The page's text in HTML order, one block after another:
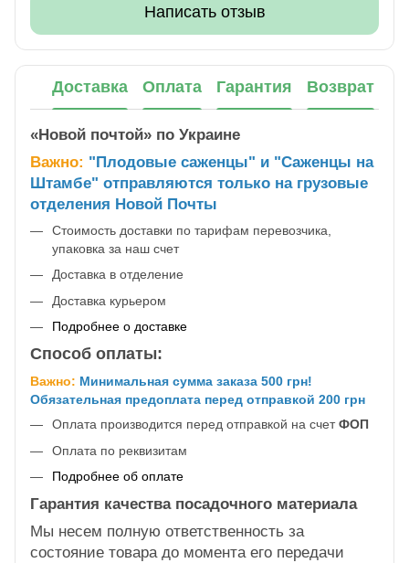
Написать отзыв
Доставка Оплата Гарантия Возврат
«Новой почтой» по Украине
Важно: "Плодовые саженцы" и "Саженцы на
Штамбе" отправляются только на грузовые
отделения Новой Почты
Стоимость доставки по тарифам перевозчика,
упаковка за наш счет
Доставка в отделение
Доставка курьером
Подробнее о доставке
Способ оплаты:
Важно: Минимальная сумма заказа 500 грн!
Обязательная предоплата перед отправкой 200 грн
Оплата производится перед отправкой на счетФОП
Оплата по реквизитам
Подробнее об оплате
Гарантия качества посадочного материала
Мы несем полную ответственность за
состояние товара до момента его передачи